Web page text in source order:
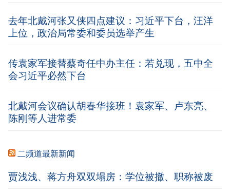
去年北戴河张又侠四点建议：习近平下台，汪洋
上位，政治局常委和委员选举产生
传袁家军接替蔡奇任中办主任：若兑现，五中全
会习近平必然下台
北戴河会议确认胡春华接班！袁家军、卢东亮、
陈刚等人进常委
二频道最新新闻
贾浅浅、蒋方舟双双塌房：学位被撤、职称被废